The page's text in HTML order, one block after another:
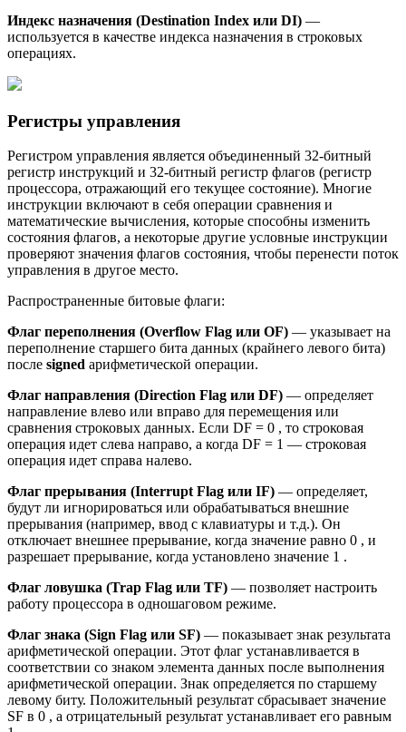
Индекс назначения (Destination Index или DI) —
используется в качестве индекса назначения в строковых
операциях.
Регистры управления
Регистром управления является объединенный 32-битный
регистр инструкций и 32-битный регистр флагов (регистр
процессора, отражающий его текущее состояние). Многие
инструкции включают в себя операции сравнения и
математические вычисления, которые способны изменить
состояния флагов, а некоторые другие условные инструкции
проверяют значения флагов состояния, чтобы перенести поток
управления в другое место.
Распространенные битовые флаги:
Флаг переполнения (Overflow Flag или OF) — указывает на
переполнение старшего бита данных (крайнего левого бита)
после signed арифметической операции.
Флаг направления (Direction Flag или DF) — определяет
направление влево или вправо для перемещения или
сравнения строковых данных. Если DF = 0 , то строковая
операция идет слева направо, а когда DF = 1 — строковая
операция идет справа налево.
Флаг прерывания (Interrupt Flag или IF) — определяет,
будут ли игнорироваться или обрабатываться внешние
прерывания (например, ввод с клавиатуры и т.д.). Он
отключает внешнее прерывание, когда значение равно 0 , и
разрешает прерывание, когда установлено значение 1 .
Флаг ловушка (Trap Flag или TF) — позволяет настроить
работу процессора в одношаговом режиме.
Флаг знака (Sign Flag или SF) — показывает знак результата
арифметической операции. Этот флаг устанавливается в
соответствии со знаком элемента данных после выполнения
арифметической операции. Знак определяется по старшему
левому биту. Положительный результат сбрасывает значение
SF в 0 , а отрицательный результат устанавливает его равным